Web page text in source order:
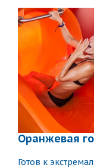
Оранжевая
Готов к